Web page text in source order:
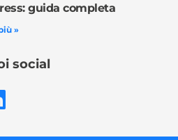
guida completa
»
social